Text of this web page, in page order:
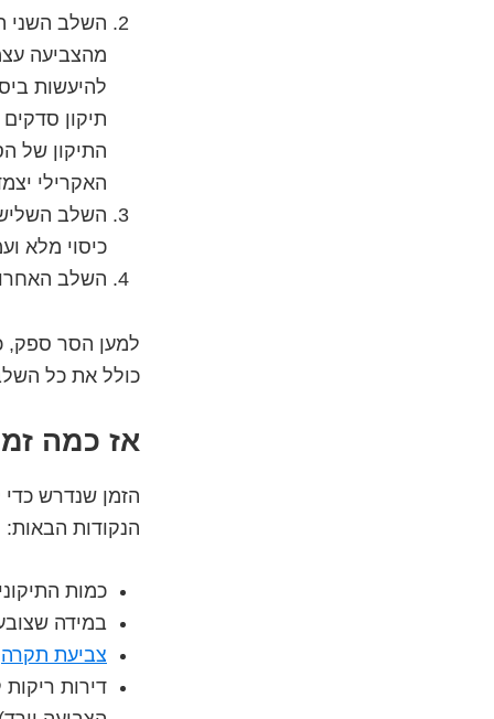
השלב השני
מהצביעה
להיעשות
תיקון
התיקון של
האקרילי
השלב
כיסוי מלא
השלב
למען הסר ספק,
כולל את כל
אז כמה
הזמן שנדרש כדי
הנקודות הבאות:
כמות
במידה
צביעת תקרה
דירות